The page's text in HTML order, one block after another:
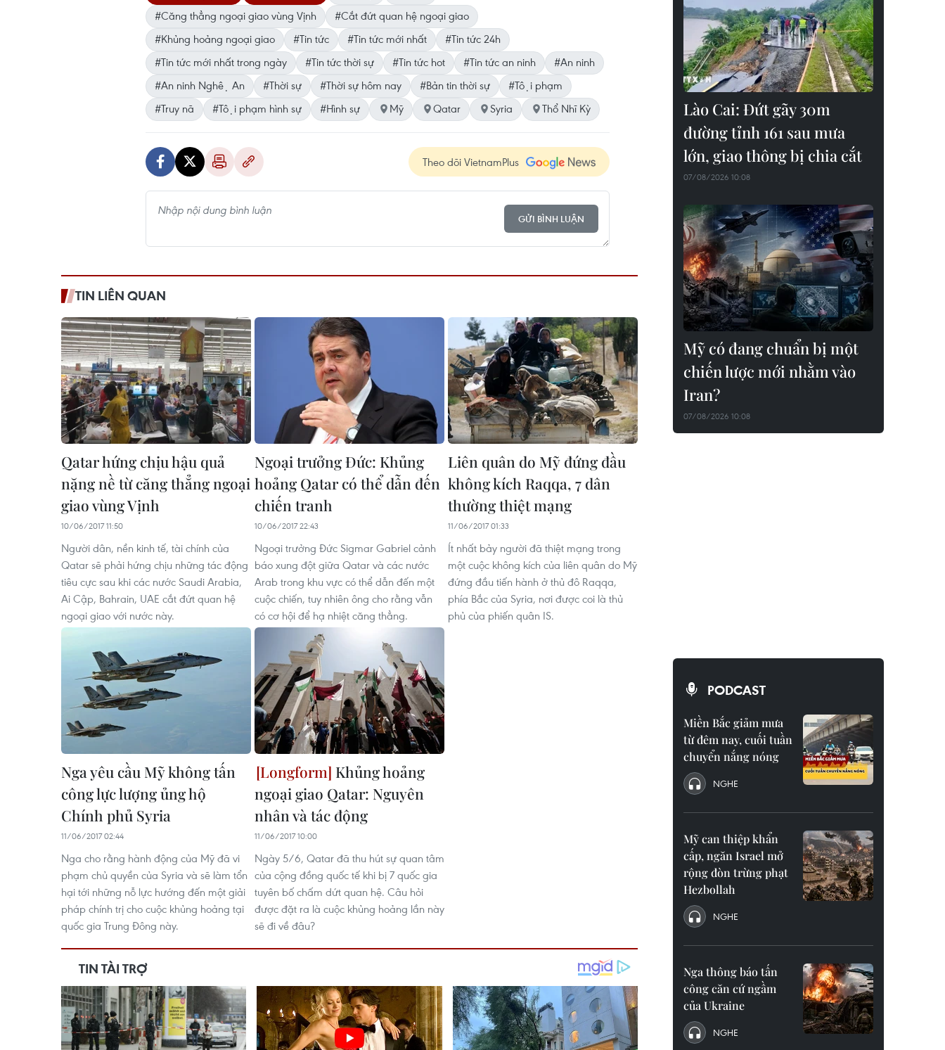
#Căng thẳng ngoại giao vùng Vịnh
#Cắt đứt quan hệ ngoại giao
#Khủng hoảng ngoại giao
#Tin tức #Tin tức mới nhất
#Tin tức 24h
#Tin tức mới nhất trong ngày
#Tin tức thời sự #Tin tức hot #Tin tức an ninh
#An ninh
#An ninh Nghệ An
#Thời sự #Thời sự hôm nay #Bản tin thời sự
#Tội phạm
#Truy nã
#Tội phạm hình sự #Hình sự Mỹ Qatar Syria Thổ Nhĩ Kỳ
Theo dõi VietnamPlus
GỬI BÌNH LUẬN
TIN LIÊN QUAN
Qatar hứng chịu hậu quả
nặng nề từ căng thẳng ngoại
giao vùng Vịnh
10/06/2017 11:50
Người dân, nền kinh tế, tài chính của
Qatar sẽ phải hứng chịu những tác động
tiêu cực sau khi các nước Saudi Arabia,
Ai Cập, Bahrain, UAE cắt đứt quan hệ
ngoại giao với nước này.
Ngoại trưởng Đức: Khủng
hoảng Qatar có thể dẫn đến
chiến tranh
10/06/2017 22:43
Ngoại trưởng Đức Sigmar Gabriel cảnh
báo xung đột giữa Qatar và các nước
Arab trong khu vực có thể dẫn đến một
cuộc chiến, tuy nhiên ông cho rằng vẫn
có cơ hội để hạ nhiệt căng thẳng.
Liên quân do Mỹ đứng đầu
không kích Raqqa, 7 dân
thường thiệt mạng
11/06/2017 01:33
Ít nhất bảy người đã thiệt mạng trong
một cuộc không kích của liên quân do Mỹ
đứng đầu tiến hành ở thủ đô Raqqa,
phía Bắc của Syria, nơi được coi là thủ
phủ của phiến quân IS.
Nga yêu cầu Mỹ không tấn
công lực lượng ủng hộ
Chính phủ Syria
11/06/2017 02:44
Nga cho rằng hành động của Mỹ đã vi
phạm chủ quyền của Syria và sẽ làm tổn
hại tới những nỗ lực hướng đến một giải
pháp chính trị cho cuộc khủng hoảng tại
quốc gia Trung Đông này.
Khủng hoảng
ngoại giao Qatar: Nguyên
nhân và tác động
11/06/2017 10:00
Ngày 5/6, Qatar đã thu hút sự quan tâm
của cộng đồng quốc tế khi bị 7 quốc gia
tuyên bố chấm dứt quan hệ. Câu hỏi
được đặt ra là cuộc khủng hoảng lần này
sẽ đi về đâu?
Lào Cai: Đứt gãy 30m
đường tỉnh 161 sau mưa
lớn, giao thông bị chia cắt
07/08/2026 10:08
Mỹ có đang chuẩn bị một
chiến lược mới nhằm vào
Iran?
07/08/2026 10:08
PODCAST
Miền Bắc giảm mưa
từ đêm nay, cuối tuần
chuyển nắng nóng
NGHE
Mỹ can thiệp khẩn
cấp, ngăn Israel mở
rộng đòn trừng phạt
Hezbollah
NGHE
Nga thông báo tấn
công căn cứ ngầm
của Ukraine
NGHE